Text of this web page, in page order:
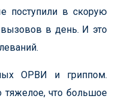
поступили в скорую
в день. И это
ОРВИ и гриппом.
тяжелое, что большое